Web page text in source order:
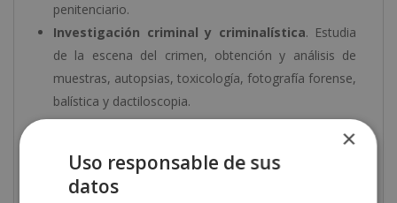
penitenciario.
Investigación criminal y criminalística. Estudia
de la escena del crimen, obtención y análisis de
muestras, autopsias, toxicología, fotografía forense,
balística y dactiloscopia.
Perfilación criminal y técnicas de
. Métodos inductivos y deductivos,
perfil geográfico, análisis conductual, grafología,
lingüística forense y documentoscopia.
×
Uso responsable de sus
datos